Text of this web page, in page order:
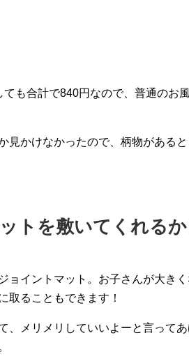
ても合計で840円なので、普通のお
見かけなかったので、柄物がある
トを敷いてくれるか
ョイントマット。お子さんが大き
取ることもできます！
、メリメリしていいよーと言って